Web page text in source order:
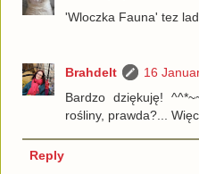
'Wloczka Fauna' tez
Brahdelt
16
Bardzo dziękuję!
rośliny, prawda?...
Reply